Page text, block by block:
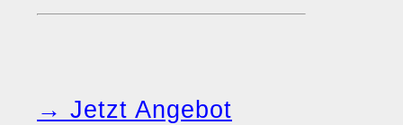
→ Jetzt Angebot